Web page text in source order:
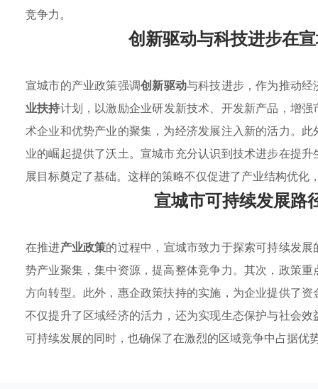
竞争力。
创新驱动与科技进步在
宣城市的产业政策强调创新驱动与科技进步，作为推动
业扶持计划，以激励企业研发新技术、开发新产品，增
术企业和优势产业的聚集，为经济发展注入新的活力。
业的崛起提供了沃土。宣城市充分认识到技术进步在提
展目标奠定了基础。这样的策略不仅促进了产业结构优化
宣城市可持续发展路
在推进产业政策的过程中，宣城市致力于探索可持续发
势产业聚集，集中资源，提高整体竞争力。其次，政策
方向转型。此外，惠企政策扶持的实施，为企业提供了
不仅提升了区域经济的活力，还为实现生态保护与社会
可持续发展的同时，也确保了在激烈的区域竞争中占据优